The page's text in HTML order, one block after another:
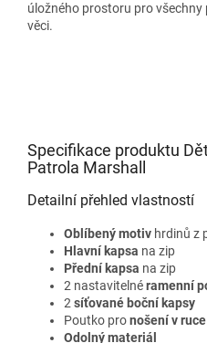
úložného prostoru pro všechny
věci.
Specifikace produktu
Patrola Marshall
Detailní přehled vlastností
Oblíbený motiv hrdinů z
Hlavní kapsa na zip
Přední kapsa na zip
2 nastavitelnéramenní
2síťované boční kapsy
Poutko pronošení v ruce
Odolný materiál